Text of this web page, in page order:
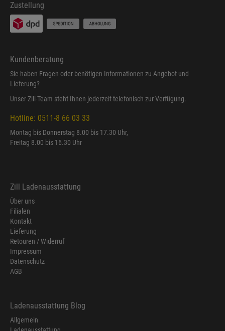
Zustellung
Kundenberatung
Sie haben Fragen oder benötigen Informationen zu Angebot und
Lieferung?
Unser Zill-Team steht Ihnen jederzeit telefonisch zur Verfügung.
Hotline: 0511-8 66 03 33
Montag bis Donnerstag 8.00 bis 17.30 Uhr,
Freitag 8.00 bis 16.30 Uhr
Zill Ladenausstattung
Über uns
Filialen
Kontakt
Lieferung
Retouren / Widerruf
Impressum
Datenschutz
AGB
Ladenausstattung Blog
Allgemein